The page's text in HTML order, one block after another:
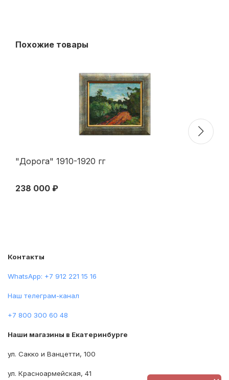
Похожие товары
"Дорога" 1910-1920 гг
238 000 ₽
Контакты
WhatsApp: +7 912 221 15 16
Наш телеграм-канал
+7 800 300 60 48
Наши магазины в Екатеринбурге
ул. Сакко и Ванцетти, 100
ул. Красноармейская, 41